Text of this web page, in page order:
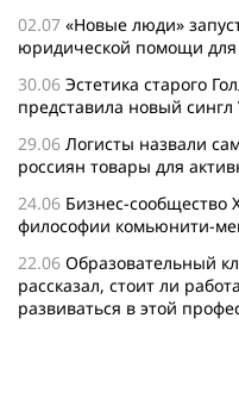
02.07 «Новые люди»
юридической помощи для
30.06 Эстетика старого
представила новый
29.06 Логисты назвали
россиян товары для
24.06 Бизнес-сообщество
философии комьюнити-
22.06 Образовательный
рассказал, стоит ли
развиваться в этой